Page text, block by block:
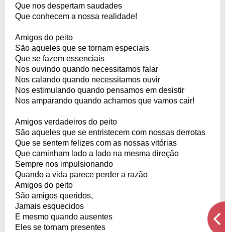
Que nos despertam saudades
Que conhecem a nossa realidade!
Amigos do peito
São aqueles que se tornam especiais
Que se fazem essenciais
Nos ouvindo quando necessitamos falar
Nos calando quando necessitamos ouvir
Nos estimulando quando pensamos em desistir
Nos amparando quando achamos que vamos cair!
Amigos verdadeiros do peito
São aqueles que se entristecem com nossas derrotas
Que se sentem felizes com as nossas vitórias
Que caminham lado a lado na mesma direção
Sempre nos impulsionando
Quando a vida parece perder a razão
Amigos do peito
São amigos queridos,
Jamais esquecidos
E mesmo quando ausentes
Eles se tornam presentes